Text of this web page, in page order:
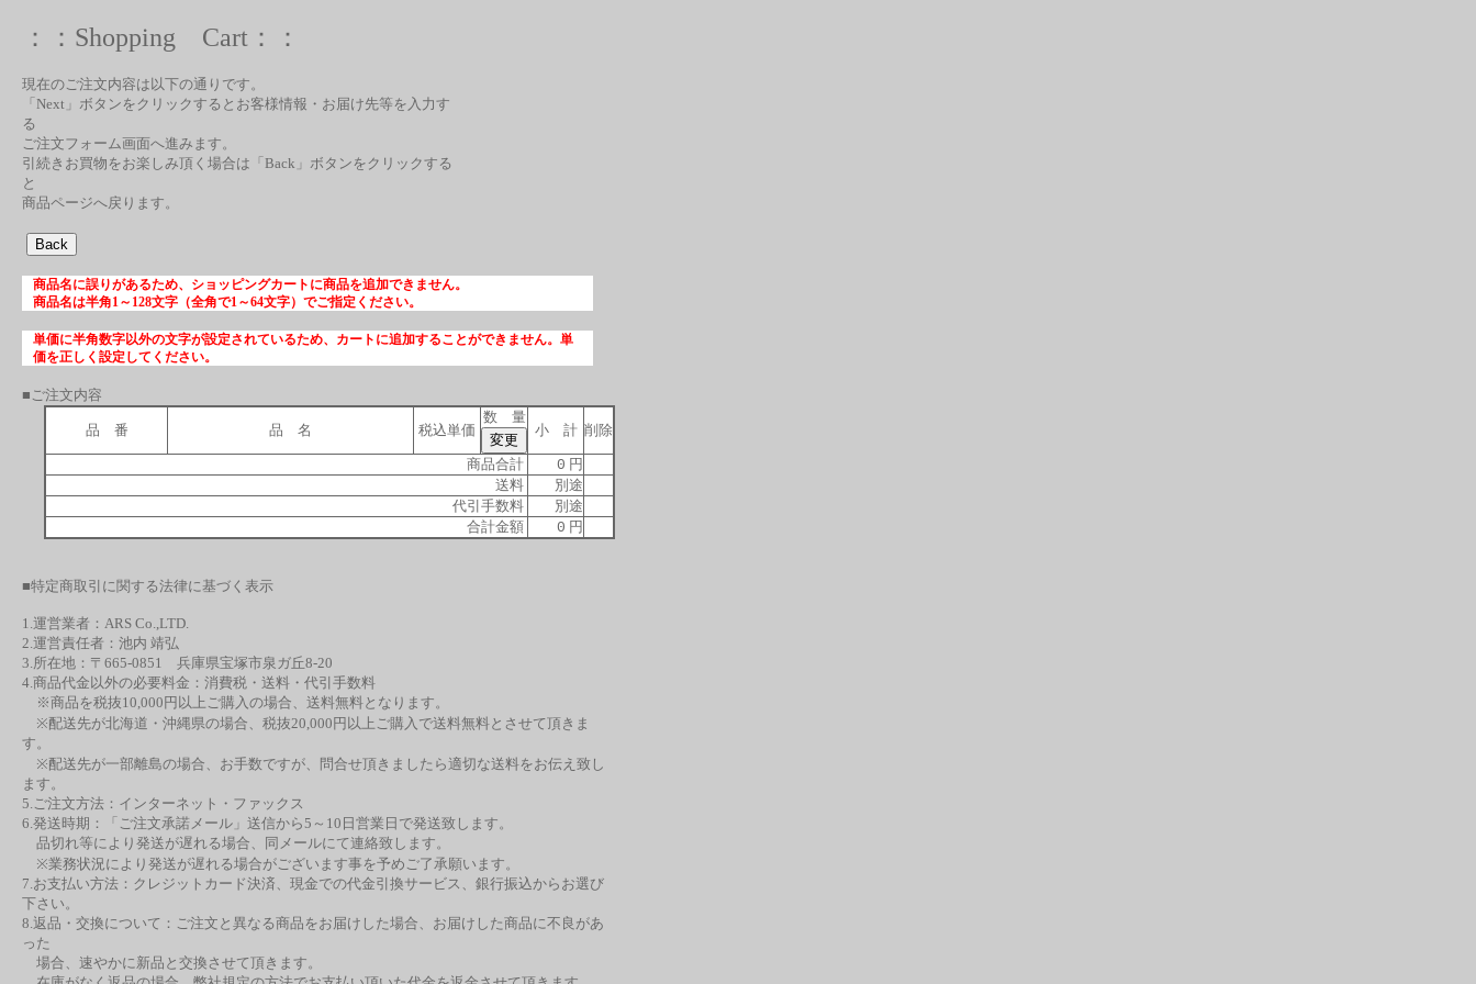
：：Shopping Cart：：
現在のご注文内容は以下の通りです。
「Next」ボタンをクリックするとお客様情報・お届け先等を入力す
る
ご注文フォーム画面へ進みます。
引続きお買物をお楽しみ頂く場合は「Back」ボタンをクリックする
と
商品ページへ戻ります。
商品名に誤りがあるため、ショッピングカートに商品を追加できません。
商品名は半角1～128文字（全角で1～64文字）でご指定ください。
単価に半角数字以外の文字が設定されているため、カートに追加することができません。単
価を正しく設定してください。
■ご注文内容
品 番 品 名 税込単価
数 量
小 計 削除
商品合計 0 円
送料
別途
代引手数料
別途
合計金額
0 円
■特定商取引に関する法律に基づく表示
1.運営業者：ARS Co.,LTD.
2.運営責任者：池内 靖弘
3.所在地：〒665-0851 兵庫県宝塚市泉ガ丘8-20
4.商品代金以外の必要料金：消費税・送料・代引手数料
※商品を税抜10,000円以上ご購入の場合、送料無料となります。
※配送先が北海道・沖縄県の場合、税抜20,000円以上ご購入で送料無料とさせて頂きま
す。
※配送先が一部離島の場合、お手数ですが、問合せ頂きましたら適切な送料をお伝え致し
ます。
5.ご注文方法：インターネット・ファックス
6.発送時期：「ご注文承諾メール」送信から5～10日営業日で発送致します。
品切れ等により発送が遅れる場合、同メールにて連絡致します。
※業務状況により発送が遅れる場合がございます事を予めご了承願います。
7.お支払い方法：クレジットカード決済、現金での代金引換サービス、銀行振込からお選び
下さい。
8.返品・交換について：ご注文と異なる商品をお届けした場合、お届けした商品に不良があ
った
場合、速やかに新品と交換させて頂きます。